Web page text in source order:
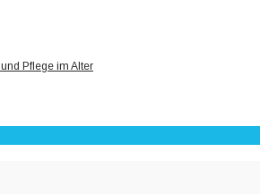
Pflege im Alter